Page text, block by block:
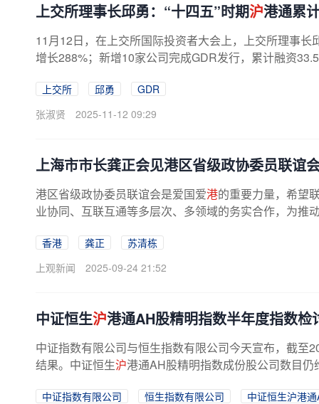
上交所理事长邱勇：“十四五”时期沪港通累
11月12日，在上交所国际投资者大会上，上交所理事长
增长288%；新增10家公司完成GDR发行，累计融资
上交所 邱勇
GDR
张淑贤
2025-11-12 09:29
上海市市长龚正会见港区省级政协委员联谊
港区省级政协委员联谊会是爱国爱港的重要力量，希望
业协同、互联互通等多层次、多领域的务实合作，为推
香港 龚正
苏清栋
上观新闻
2025-09-24 21:52
中证恒生沪港通AH股精明指数半年度指数检
中证指数有限公司与恒生指数有限公司今天宣布，截至
结果。中证恒生沪港通AH股精明指数成份股公司数目
中证指数有限公司 恒生指数有限公司
中证恒生沪港